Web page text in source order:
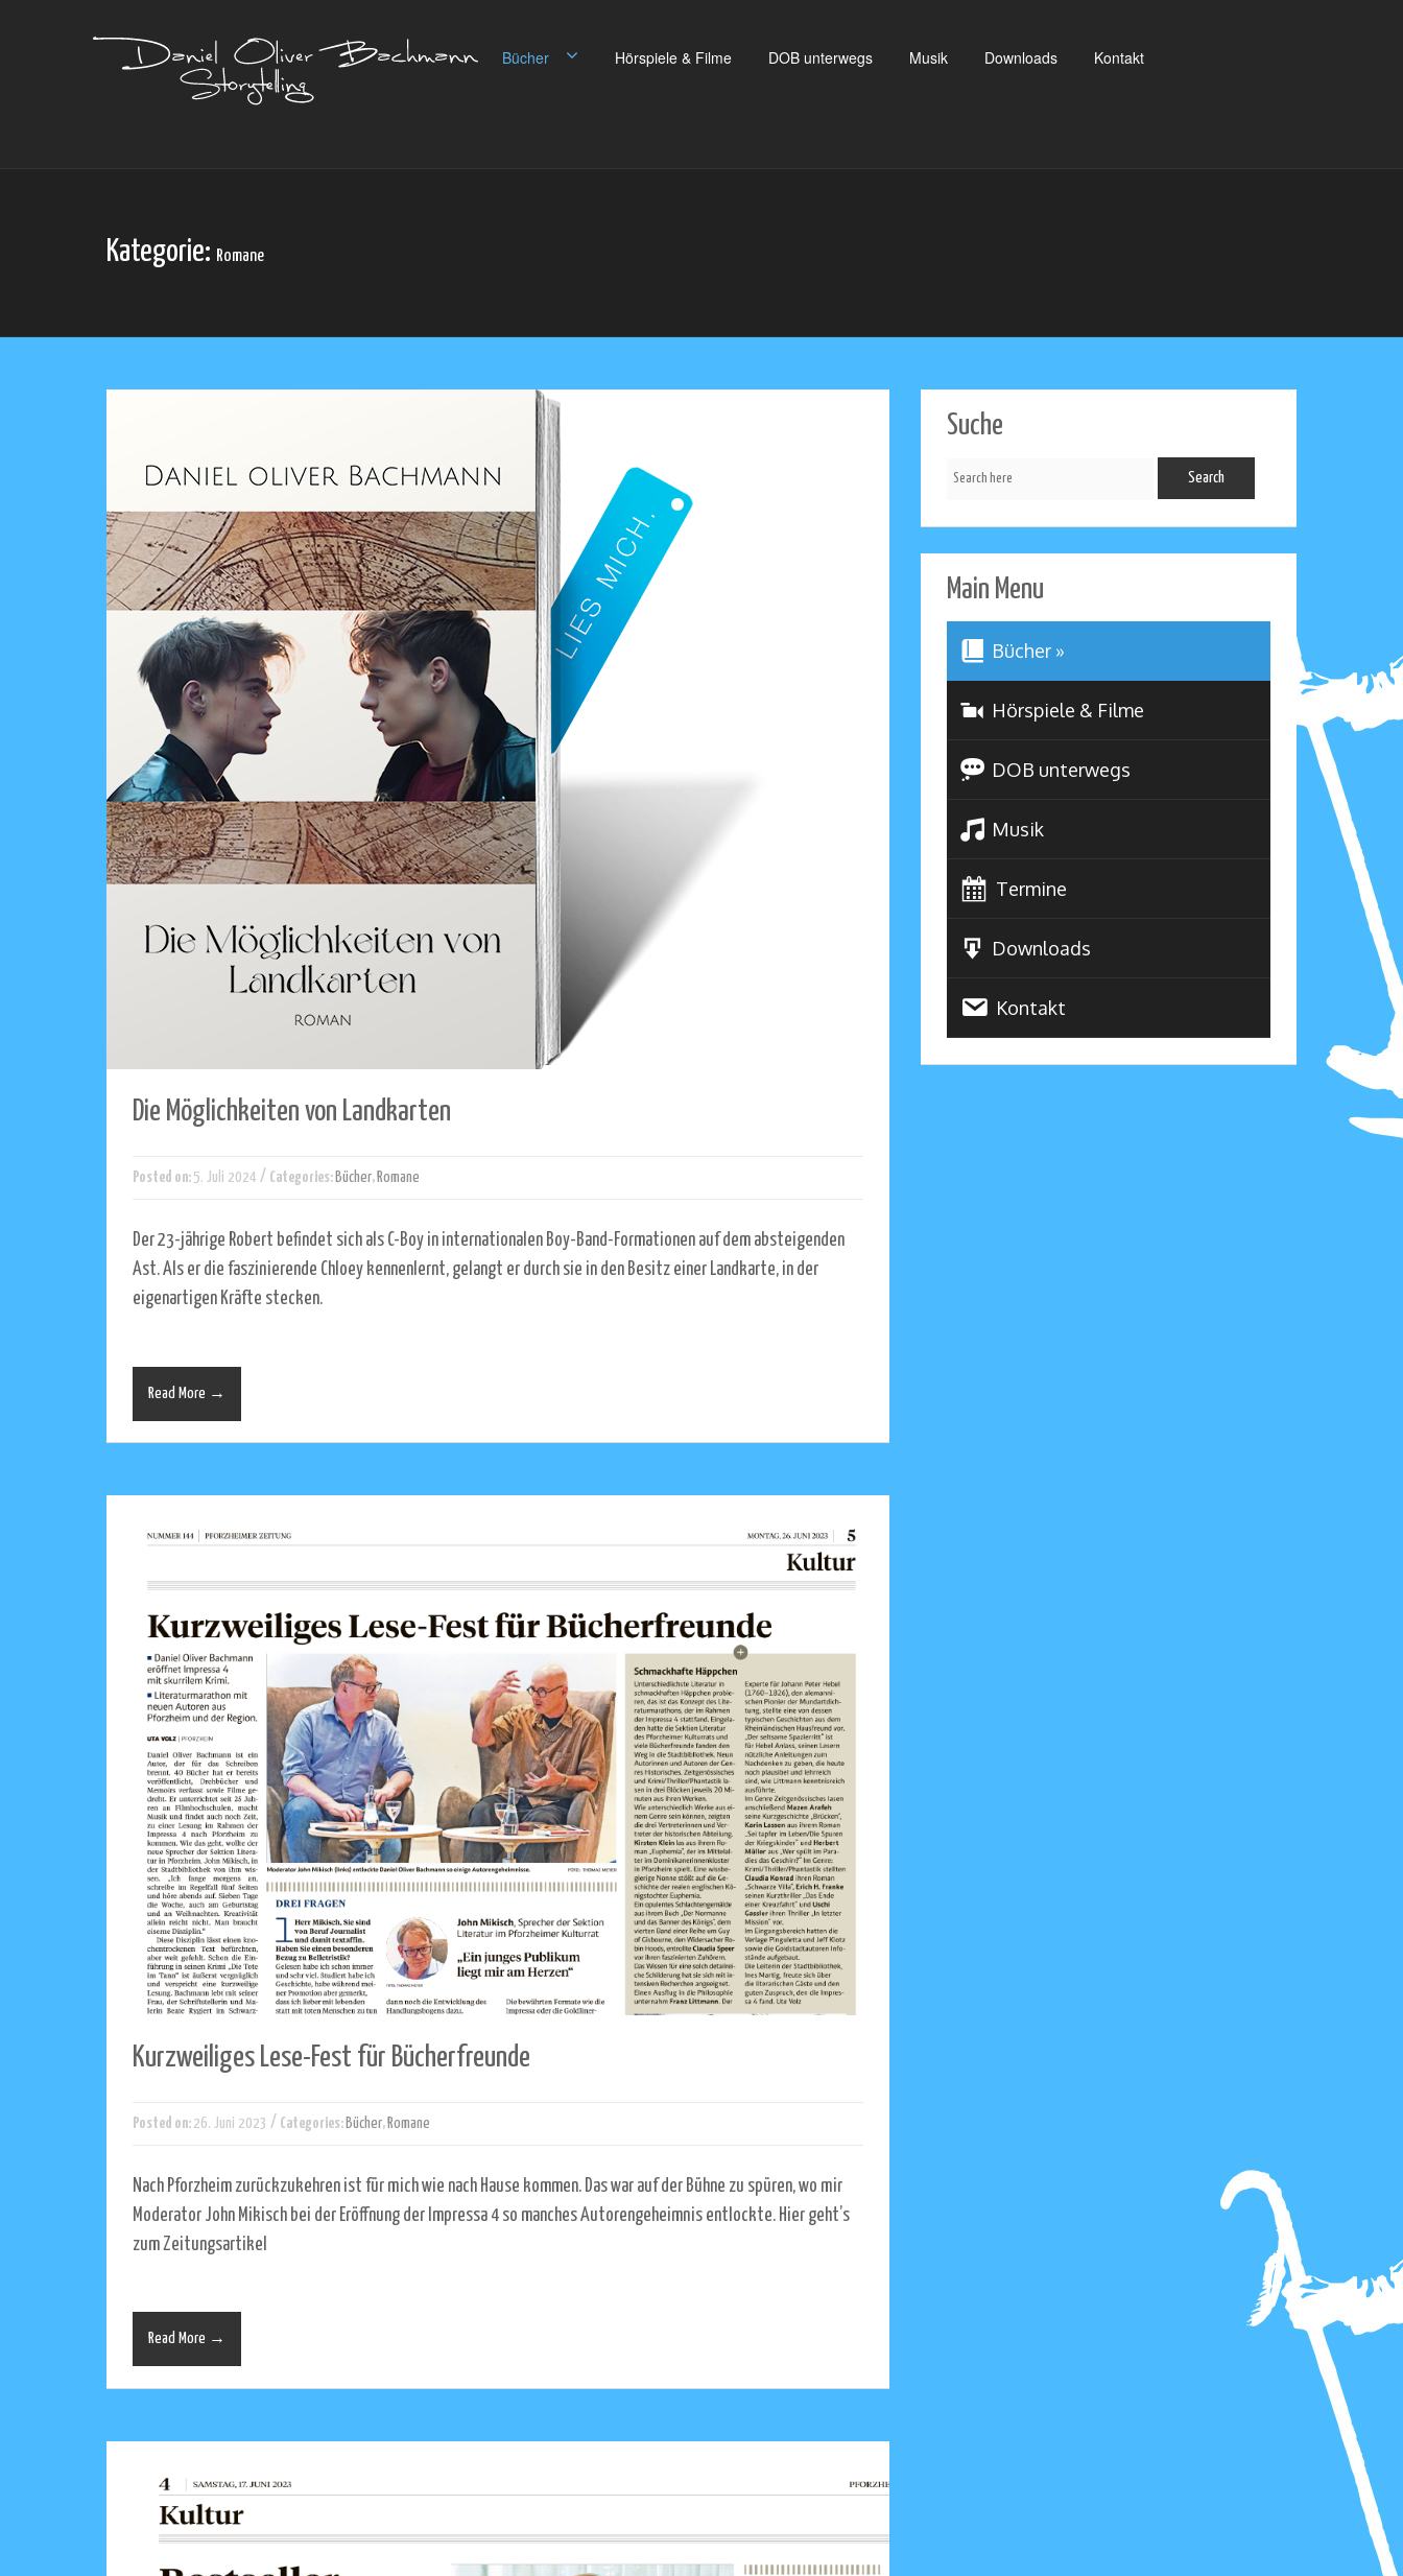
Bücher Hörspiele & Filme DOB unterwegs Musik Downloads Kontakt
Kategorie: Romane
Die Möglichkeiten von Landkarten
Posted on: 5. Juli 2024 / Categories: Bücher,Romane
Der 23-jährige Robert befindet sich als C-Boy in internationalen Boy-Band-Formationen auf dem absteigenden
Ast. Als er die faszinierende Chloey kennenlernt, gelangt er durch sie in den Besitz einer Landkarte, in der
eigenartigen Kräfte stecken.
Read More →
Kurzweiliges Lese-Fest für Bücherfreunde
Posted on: 26. Juni 2023 / Categories: Bücher,Romane
Nach Pforzheim zurückzukehren ist für mich wie nach Hause kommen. Das war auf der Bühne zu spüren, wo mir
Moderator John Mikisch bei der Eröffnung der Impressa 4 so manches Autorengeheimnis entlockte. Hier geht’s
zum Zeitungsartikel
Read More →
Suche
Main Menu
Bücher »
Hörspiele & Filme
DOB unterwegs
Musik
Termine
Downloads
Kontakt